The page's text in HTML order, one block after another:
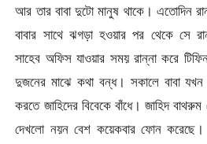
আর তার বাবা দুটো মানুষ থাকে। এতোদিন
বাবার সাথে ঝগড়া হওয়ার পর থেকে সে
সাহেব অফিস যাওয়ার সময় রান্না করে
দুজনের মাঝে কথা বন্ধ। সকালে বাবা
করতে জাহিদের বিবেকে বাঁধে। জাহিদ
দেখলো নয়ন বেশ কয়েকবার ফোন করেছে।